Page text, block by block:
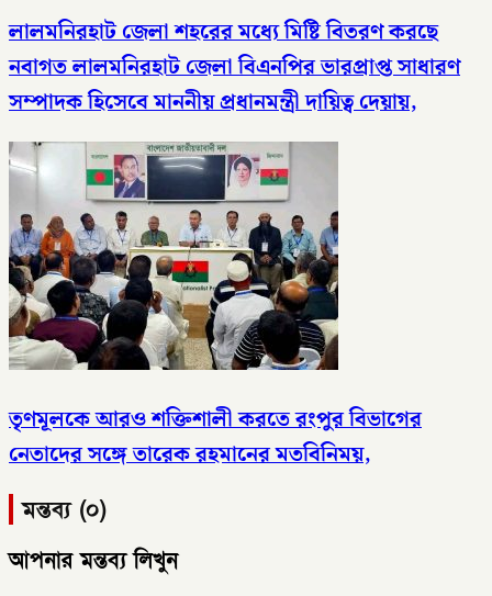
লালমনিরহাট জেলা শহরের মধ্যে মিষ্টি বিতরণ করছে
নবাগত লালমনিরহাট জেলা বিএনপির ভারপ্রাপ্ত সাধারণ
সম্পাদক হিসেবে মাননীয় প্রধানমন্ত্রী দায়িত্ব দেয়ায়,
তৃণমূলকে আরও শক্তিশালী করতে রংপুর বিভাগের
নেতাদের সঙ্গে তারেক রহমানের মতবিনিময়,
মন্তব্য (০)
আপনার মন্তব্য লিখুন